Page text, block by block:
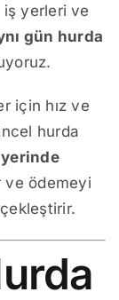
yerleri ve
gün hurda
için hız ve
hurda
yerinde
ve ödemeyi